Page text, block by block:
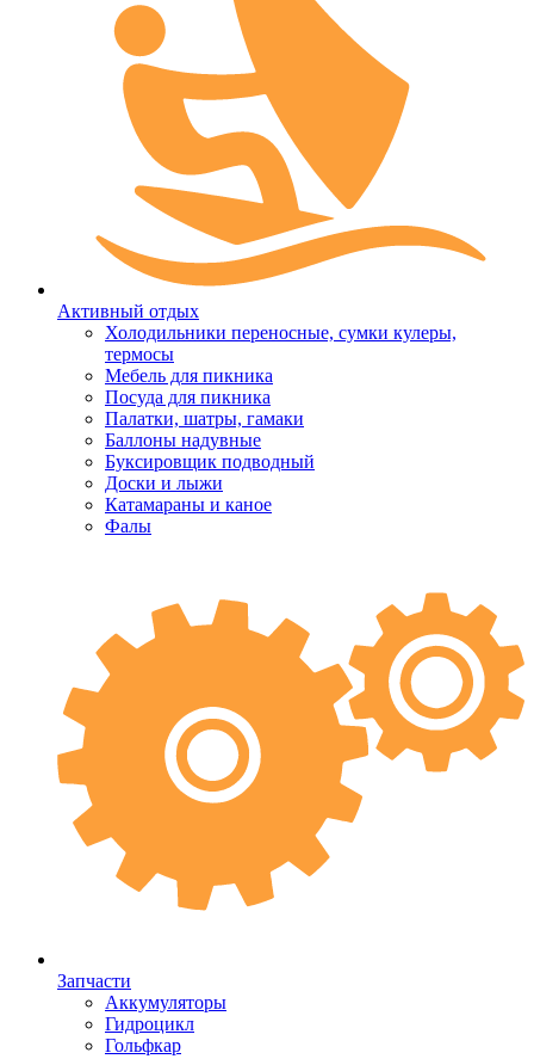
Активный отдых
Холодильники переносные, сумки кулеры,
термосы
Мебель для пикника
Посуда для пикника
Палатки, шатры, гамаки
Баллоны надувные
Буксировщик подводный
Доски и лыжи
Катамараны и каное
Фалы
Запчасти
Аккумуляторы
Гидроцикл
Гольфкар